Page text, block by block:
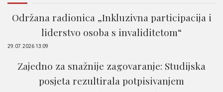
Održana radionica „Inkluzivna participacija i
liderstvo osoba s invaliditetom“
29.07.2026 13:09
Zajedno za snažnije zagovaranje: Studijska
posjeta rezultirala potpisivanjem